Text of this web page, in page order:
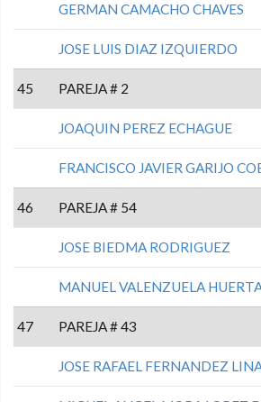
GERMAN CAMACHO CHAVES
JOSE LUIS DIAZ IZQUIERDO
45 PAREJA # 2
JOAQUIN PEREZ ECHAGUE
FRANCISCO JAVIER GARIJO
46 PAREJA # 54
JOSE BIEDMA RODRIGUEZ
MANUEL VALENZUELA
47 PAREJA # 43
JOSE RAFAEL FERNANDEZ